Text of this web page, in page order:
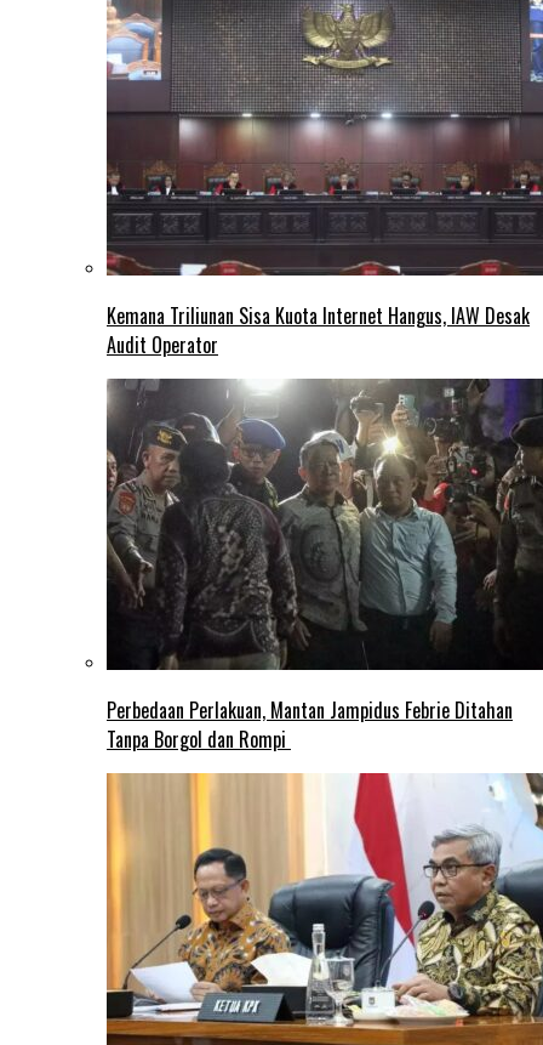
Kemana Triliunan Sisa Kuota Internet Hangus, IAW Desak
Audit Operator
Perbedaan Perlakuan, Mantan Jampidus Febrie Ditahan
Tanpa Borgol dan Rompi